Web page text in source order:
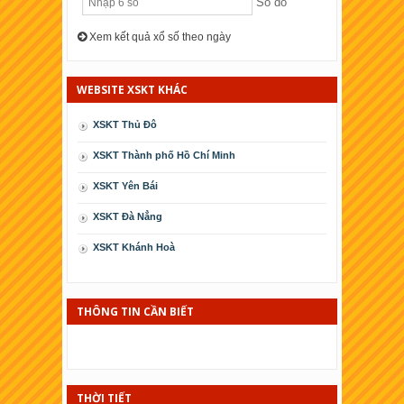
Xem kết quả xổ số theo ngày
WEBSITE XSKT KHÁC
XSKT Thủ Đô
XSKT Thành phố Hồ Chí Minh
XSKT Yên Bái
XSKT Ðà Nẳng
XSKT Khánh Hoà
XSKT Phú Yên
XSKT Ninh Thuận
THÔNG TIN CẦN BIẾT
THỜI TIẾT